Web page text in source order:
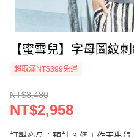
【蜜雪兒】字母圖紋
超取滿NT$399免運
NT$3,480
NT$2,958